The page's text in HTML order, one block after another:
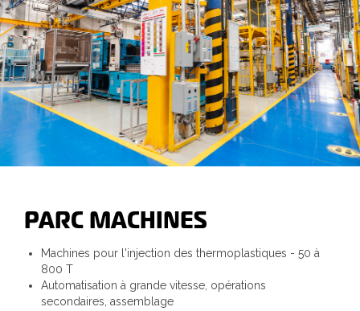
PARC MACHINES
Machines pour l'injection des thermoplastiques - 50 à
800 T
Automatisation à grande vitesse, opérations
secondaires, assemblage